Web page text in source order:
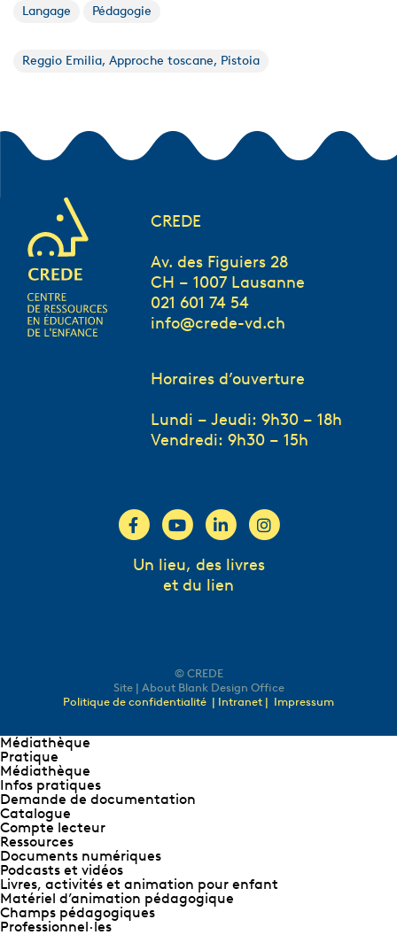
Langage Pédagogie
Reggio Emilia, Approche toscane, Pistoia
CREDE
Av. des Figuiers 28
CH – 1007 Lausanne
021 601 74 54
info@crede-vd.ch
Horaires d’ouverture
Lundi – Jeudi: 9h30 – 18h
Vendredi: 9h30 – 15h
Un lieu, des livres
et du lien
© CREDE
Site | About Blank Design Office
Politique de confidentialité | Intranet | Impressum
Médiathèque
Pratique
Médiathèque
Infos pratiques
Demande de documentation
Catalogue
Compte lecteur
Ressources
Documents numériques
Podcasts et vidéos
Livres, activités et animation pour enfant
Matériel d’animation pédagogique
Champs pédagogiques
Professionnel∙les